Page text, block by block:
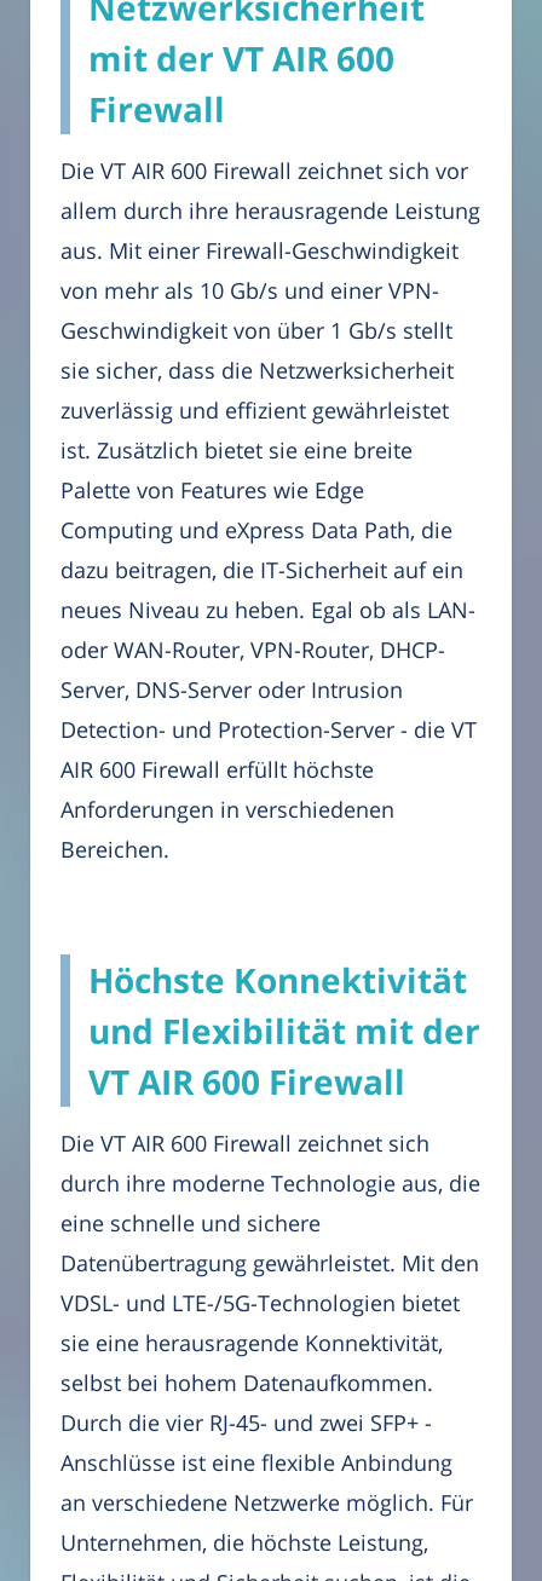
mit der VT AIR 600
Firewall
Die VT AIR 600 Firewall zeichnet sich vor
allem durch ihre herausragende Leistung
aus. Mit einer Firewall-Geschwindigkeit
von mehr als 10 Gb/s und einer VPN-
Geschwindigkeit von über 1 Gb/s stellt
sie sicher, dass die Netzwerksicherheit
zuverlässig und effizient gewährleistet
ist. Zusätzlich bietet sie eine breite
Palette von Features wie Edge
Computing und eXpress Data Path, die
dazu beitragen, die IT-Sicherheit auf ein
neues Niveau zu heben. Egal ob als LAN-
oder WAN-Router, VPN-Router, DHCP-
Server, DNS-Server oder Intrusion
Detection- und Protection-Server - die VT
AIR 600 Firewall erfüllt höchste
Anforderungen in verschiedenen
Bereichen.
Höchste Konnektivität
und Flexibilität mit der
VT AIR 600 Firewall
Die VT AIR 600 Firewall zeichnet sich
durch ihre moderne Technologie aus, die
eine schnelle und sichere
Datenübertragung gewährleistet. Mit den
VDSL- und LTE-/5G-Technologien bietet
sie eine herausragende Konnektivität,
selbst bei hohem Datenaufkommen.
Durch die vier RJ-45- und zwei SFP+ -
Anschlüsse ist eine flexible Anbindung
an verschiedene Netzwerke möglich. Für
Unternehmen, die höchste Leistung,